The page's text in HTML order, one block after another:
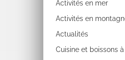
Activités en mer
Activités en
Actualités
Cuisine et boissons